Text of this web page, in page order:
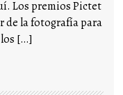
Los premios Pictet
de la fotografía para
[…]